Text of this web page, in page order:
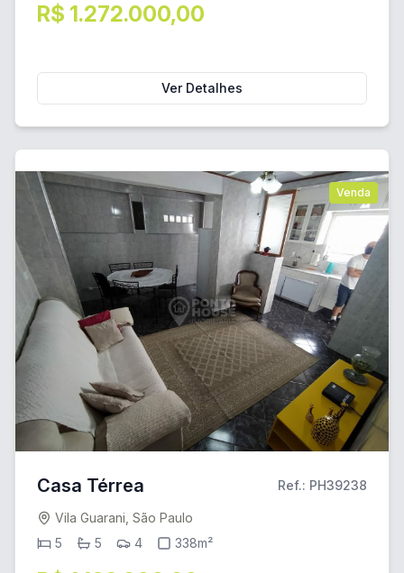
R$ 1.272.000,00
Ver Detalhes
Venda
Casa Térrea Ref.: PH39238
Vila Guarani, São Paulo
5
5 4 338m²